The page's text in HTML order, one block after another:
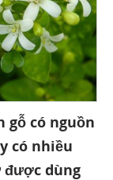
gỗ có nguồn
có nhiều
được dùng